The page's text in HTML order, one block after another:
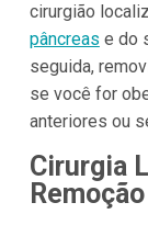
cirurgião
pâncreas e do
seguida,
se você for
anteriores ou
Cirurgia